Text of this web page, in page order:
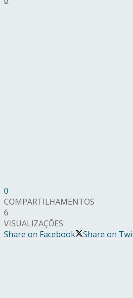
0
COMPARTILHAMENTOS
6
VISUALIZAÇÕES
Share on Facebook
Share on